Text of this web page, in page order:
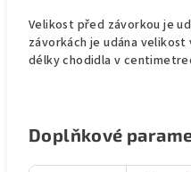
Velikost před závorkou je
závorkách je udána
délky chodidla v
Doplňkové